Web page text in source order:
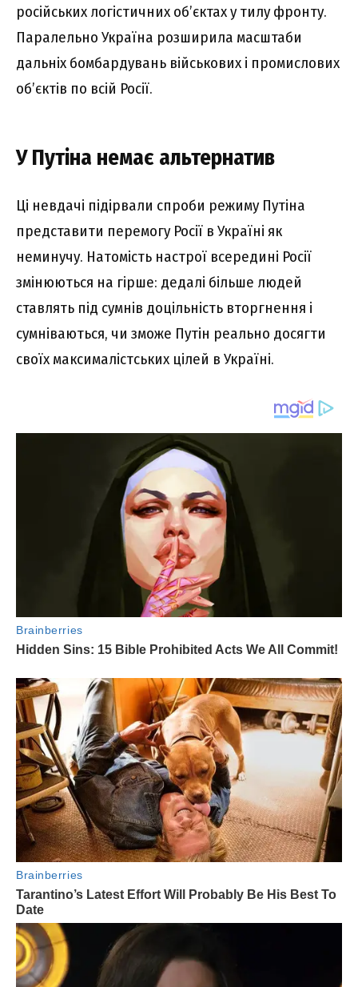
російських логістичних об’єктах у тилу фронту.
Паралельно Україна розширила масштаби
дальніх бомбардувань військових і промислових
об’єктів по всій Росії.
У Путіна немає альтернатив
Ці невдачі підірвали спроби режиму Путіна
представити перемогу Росії в Україні як
неминучу. Натомість настрої всередині Росії
змінюються на гірше: дедалі більше людей
ставлять під сумнів доцільність вторгнення і
сумніваються, чи зможе Путін реально досягти
своїх максималістських цілей в Україні.